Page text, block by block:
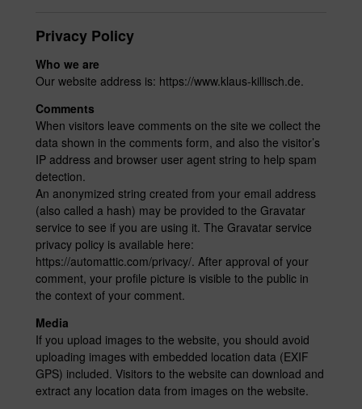
Privacy Policy
Who we are
Our website address is: https://www.klaus-killisch.de.
Comments
When visitors leave comments on the site we collect the
data shown in the comments form, and also the visitor’s
IP address and browser user agent string to help spam
detection.
An anonymized string created from your email address
(also called a hash) may be provided to the Gravatar
service to see if you are using it. The Gravatar service
privacy policy is available here:
https://automattic.com/privacy/. After approval of your
comment, your profile picture is visible to the public in
the context of your comment.
Media
If you upload images to the website, you should avoid
uploading images with embedded location data (EXIF
GPS) included. Visitors to the website can download and
extract any location data from images on the website.